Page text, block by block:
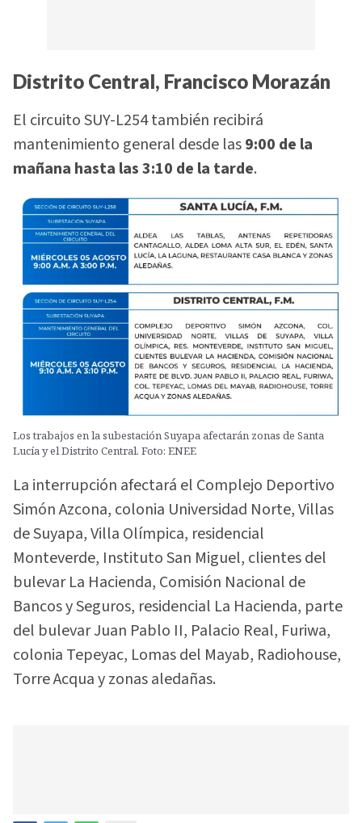
Distrito Central, Francisco Morazán
El circuito SUY-L254 también recibirá
mantenimiento general desde las9:00 de la
mañana hasta las 3:10 de la tarde.
Los trabajos en la subestación Suyapa afectarán zonas de Santa
Lucía y el Distrito Central. Foto: ENEE
La interrupción afectará el Complejo Deportivo
Simón Azcona, colonia Universidad Norte, Villas
de Suyapa, Villa Olímpica, residencial
Monteverde, Instituto San Miguel, clientes del
bulevar La Hacienda, Comisión Nacional de
Bancos y Seguros, residencial La Hacienda, parte
del bulevar Juan Pablo II, Palacio Real, Furiwa,
colonia Tepeyac, Lomas del Mayab, Radiohouse,
Torre Acqua y zonas aledañas.